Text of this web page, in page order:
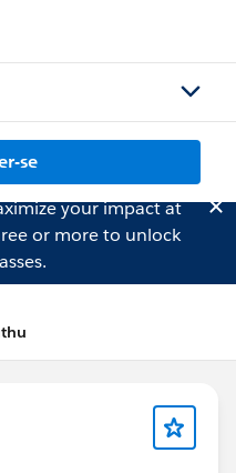
se
your impact at
or more to unlock